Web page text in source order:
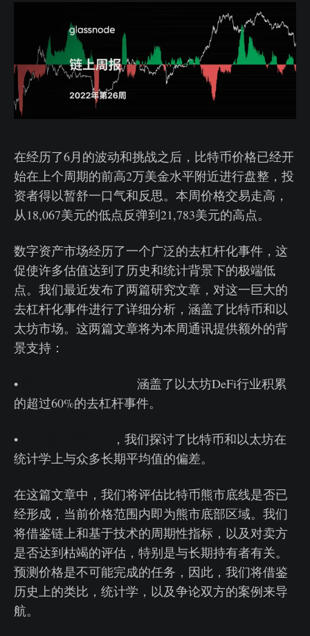
在经历了6月的波动和挑战之后，比特币价格已经开
始在上个周期的前高2万美金水平附近进行盘整，投
资者得以暂舒一口气和反思。本周价格交易走高，
从18,067美元的低点反弹到21,783美元的高点。
数字资产市场经历了一个广泛的去杠杆化事件，这
促使许多估值达到了历史和统计背景下的极端低
点。我们最近发布了两篇研究文章，对这一巨大的
去杠杆化事件进行了详细分析，涵盖了比特币和以
太坊市场。这两篇文章将为本周通讯提供额外的背
景支持：
•
涵盖了以太坊DeFi行业积累
的超过60%的去杠杆事件。
•
，我们探讨了比特币和以太坊在
统计学上与众多长期平均值的偏差。
在这篇文章中，我们将评估比特币熊市底线是否已
经形成，当前价格范围内即为熊市底部区域。我们
将借鉴链上和基于技术的周期性指标，以及对卖方
是否达到枯竭的评估，特别是与长期持有者有关。
预测价格是不可能完成的任务，因此，我们将借鉴
历史上的类比，统计学，以及争论双方的案例来导
航。